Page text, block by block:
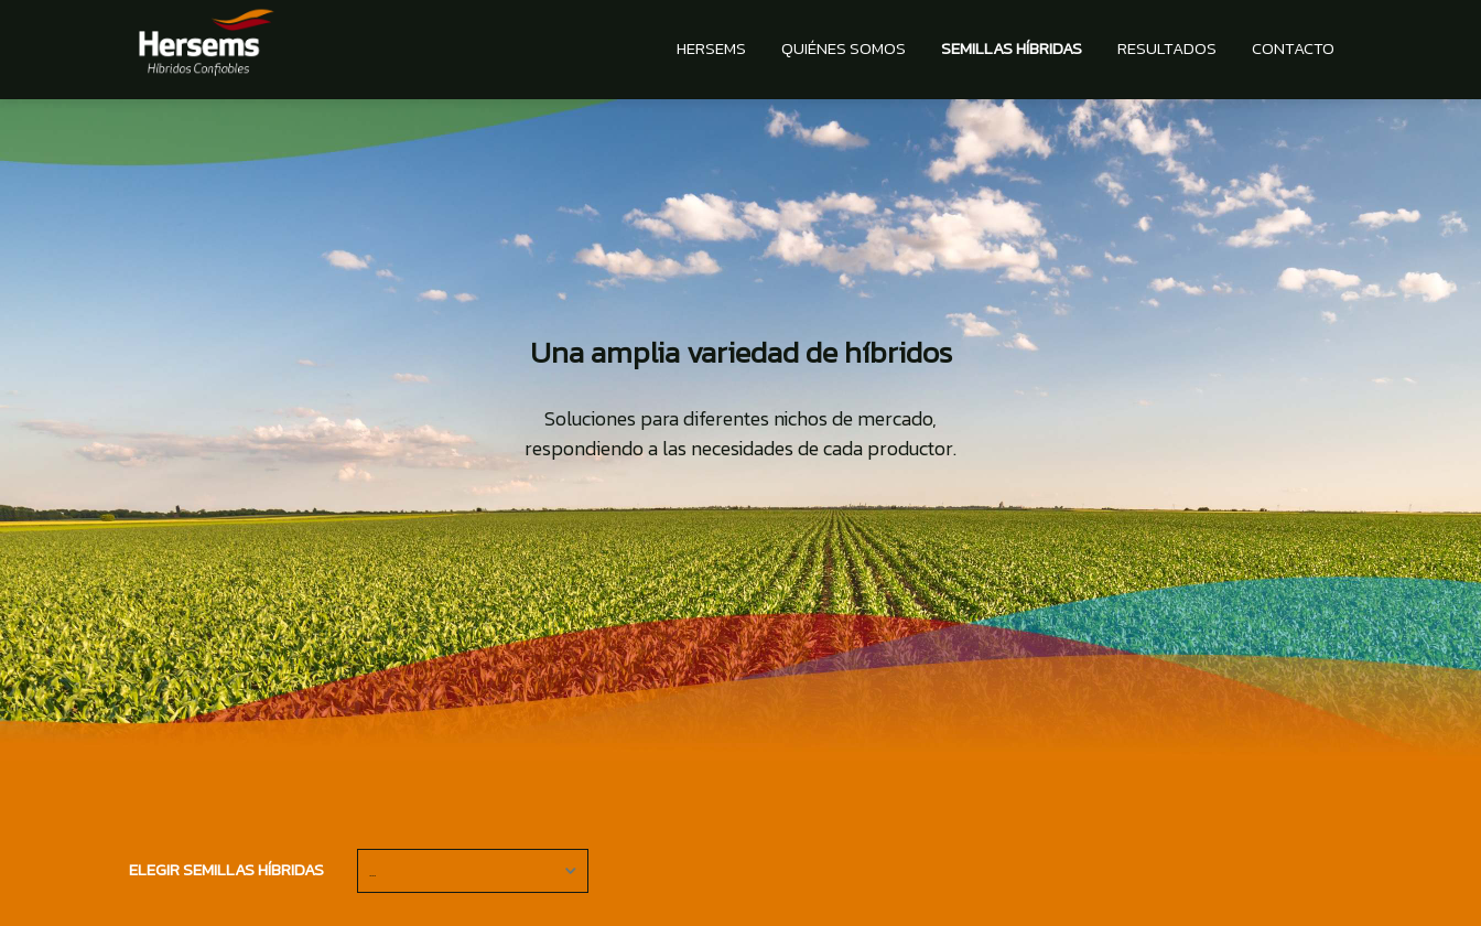
HERSEMS QUIÉNES SOMOS SEMILLAS HÍBRIDAS RESULTADOS CONTACTO
Una amplia variedad de híbridos
Soluciones para diferentes nichos de mercado,
respondiendo a las necesidades de cada productor.
ELEGIR SEMILLAS HÍBRIDAS